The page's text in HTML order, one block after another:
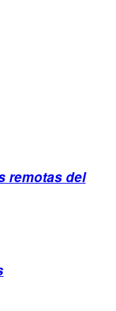
remotas del